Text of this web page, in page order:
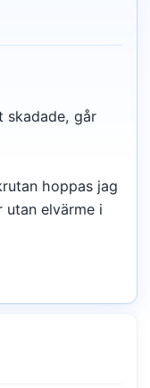
skadade, går
hoppas jag
elvärme i